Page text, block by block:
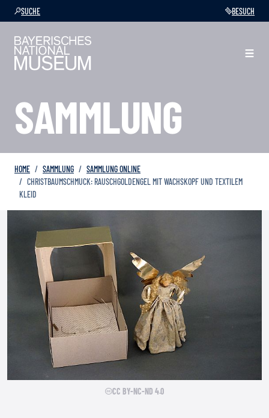
SUCHE BESUCH
SAMMLUNG
HOME SAMMLUNG
SAMMLUNG ONLINE
CHRISTBAUMSCHMUCK: RAUSCHGOLDENGEL MIT WACHSKOPF UND TEXTILEM
KLEID
CC BY-NC-ND 4.0